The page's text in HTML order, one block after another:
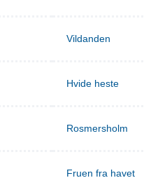
Vildanden
Hvide heste
Rosmersholm
Fruen fra havet